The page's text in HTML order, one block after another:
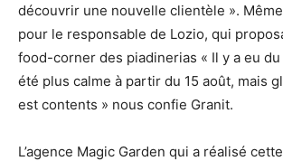
découvrir une nouvelle clientèle ».
pour le responsable de Lozio, qui
food-corner des piadinerias « Il y a eu
été plus calme à partir du 15 août, mais
est contents » nous confie Granit.
L’agence Magic Garden qui a réalisé